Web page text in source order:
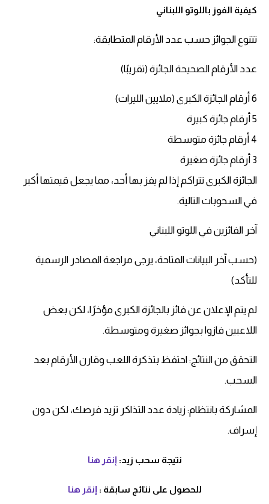
كيفية الفوز باللوتو اللبناني
تتنوع الجوائز حسب عدد الأرقام المتطابقة:
عدد الأرقام الصحيحة الجائزة (تقريبًا)
6 أرقام الجائزة الكبرى (ملايين الليرات)
5 أرقام جائزة كبيرة
4 أرقام جائزة متوسطة
3 أرقام جائزة صغيرة
الجائزة الكبرى تتراكم إذا لم يفز بها أحد، مما يجعل قيمتها أكبر
في السحوبات التالية.
آخر الفائزين في اللوتو اللبناني
(حسب آخر البيانات المتاحة، يرجى مراجعة المصادر الرسمية
للتأكد)
لم يتم الإعلان عن فائز بالجائزة الكبرى مؤخرًا، لكن بعض
اللاعبين فازوا بجوائز صغيرة ومتوسطة.
التحقق من النتائج: احتفظ بتذكرة اللعب وقارن الأرقام بعد
السحب.
المشاركة بانتظام: زيادة عدد التذاكر تزيد فرصك، لكن دون
إسراف.
نتيجة سحب زيد: إنقر هنا
للحصول على نتائج سابقة : إنقر هنا